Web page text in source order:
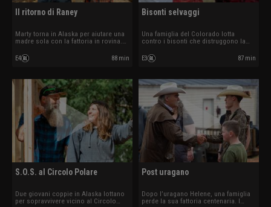
Il ritorno di Raney
Marty torna in Alaska per aiutare una
madre sola con la fattoria in rovina.
vicini, deve agire in fretta per salvare
tutto.
E4 88 min
Bisonti selvaggi
Una famiglia del Colorado lotta
contro i bisonti che distruggono la
caos e creare un percorso verso
l’autosufficienza.
E3 87 min
S.O.S. al Circolo Polare
Due giovani coppie in Alaska lottano
per sopravvivere vicino al Circolo
Post uragano
Dopo l’uragano Helene, una famiglia
perde la sua fattoria centenaria. I